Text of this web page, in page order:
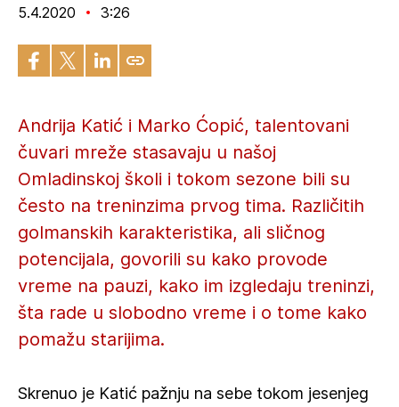
5.4.2020 3:26
Andrija Katić i Marko Ćopić, talentovani
čuvari mreže stasavaju u našoj
Omladinskoj školi i tokom sezone bili su
često na treninzima prvog tima. Različitih
golmanskih karakteristika, ali sličnog
potencijala, govorili su kako provode
vreme na pauzi, kako im izgledaju treninzi,
šta rade u slobodno vreme i o tome kako
pomažu starijima.
Skrenuo je Katić pažnju na sebe tokom jesenjeg